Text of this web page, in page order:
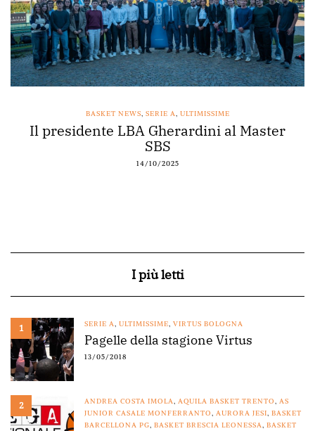
BASKET NEWS SERIE A ULTIMISSIME
Il presidente LBA Gherardini al Master
SBS
14/10/2025
I più letti
1 SERIE A ULTIMISSIME VIRTUS BOLOGNA
Pagelle della stagione Virtus
13/05/2018
2 ANDREA COSTA IMOLA AQUILA BASKET TRENTO
AS
JUNIOR CASALE MONFERRANTO
AURORA JESI BASKET
BARCELLONA PG BASKET BRESCIA LEONESSA
BASKET